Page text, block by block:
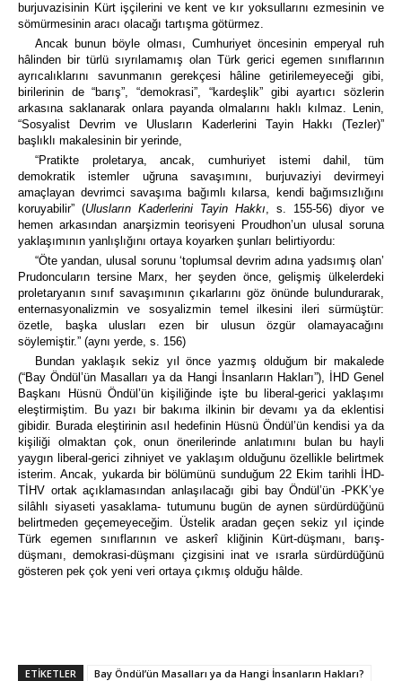
burjuvazisinin Kürt işçilerini ve kent ve kır yoksullarını ezmesinin ve
sömürmesinin aracı olacağı tartışma götürmez.
Ancak bunun böyle olması, Cumhuriyet öncesinin emperyal ruh
hâlinden bir türlü sıyrılamamış olan Türk gerici egemen sınıflarının
ayrıcalıklarını savunmanın gerekçesi hâline getirilemeyeceği gibi,
birilerinin de “barış”, “demokrasi”, “kardeşlik” gibi ayartıcı sözlerin
arkasına saklanarak onlara payanda olmalarını haklı kılmaz. Lenin,
“Sosyalist Devrim ve Ulusların Kaderlerini Tayin Hakkı (Tezler)”
başlıklı makalesinin bir yerinde,
“Pratikte proletarya, ancak, cumhuriyet istemi dahil, tüm
demokratik istemler uğruna savaşımını, burjuvaziyi devirmeyi
amaçlayan devrimci savaşıma bağımlı kılarsa, kendi bağımsızlığını
koruyabilir” (Ulusların Kaderlerini Tayin Hakkı , s. 155-56) diyor ve
hemen arkasından anarşizmin teorisyeni Proudhon’un ulusal soruna
yaklaşımının yanlışlığını ortaya koyarken şunları belirtiyordu:
“Öte yandan, ulusal sorunu ‘toplumsal devrim adına yadsımış olan’
Prudoncuların tersine Marx, her şeyden önce, gelişmiş ülkelerdeki
proletaryanın sınıf savaşımının çıkarlarını göz önünde bulundurarak,
enternasyonalizmin ve sosyalizmin temel ilkesini ileri sürmüştür:
özetle, başka ulusları ezen bir ulusun özgür olamayacağını
söylemiştir.” (aynı yerde, s. 156)
Bundan yaklaşık sekiz yıl önce yazmış olduğum bir makalede
(“Bay Öndül’ün Masalları ya da Hangi İnsanların Hakları”), İHD Genel
Başkanı Hüsnü Öndül’ün kişiliğinde işte bu liberal-gerici yaklaşımı
eleştirmiştim. Bu yazı bir bakıma ilkinin bir devamı ya da eklentisi
gibidir. Burada eleştirinin asıl hedefinin Hüsnü Öndül’ün kendisi ya da
kişiliği olmaktan çok, onun önerilerinde anlatımını bulan bu hayli
yaygın liberal-gerici zihniyet ve yaklaşım olduğunu özellikle belirtmek
isterim. Ancak, yukarda bir bölümünü sunduğum 22 Ekim tarihli İHD-
TİHV ortak açıklamasından anlaşılacağı gibi bay Öndül’ün -PKK’ye
silâhlı siyaseti yasaklama- tutumunu bugün de aynen sürdürdüğünü
belirtmeden geçemeyeceğim. Üstelik aradan geçen sekiz yıl içinde
Türk egemen sınıflarının ve askerî kliğinin Kürt-düşmanı, barış-
düşmanı, demokrasi-düşmanı çizgisini inat ve ısrarla sürdürdüğünü
gösteren pek çok yeni veri ortaya çıkmış olduğu hâlde.
ETIKETLER Bay Öndül’ün Masalları ya da Hangi İnsanların Hakları?